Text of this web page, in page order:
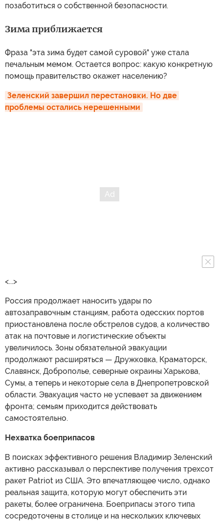
позаботиться о собственной безопасности.
Зима приближается
Фраза "эта зима будет самой суровой" уже стала
печальным мемом. Остается вопрос: какую конкретную
помощь правительство окажет населению?
Зеленский завершил перестановки. Но две
проблемы остались нерешенными
<...>
Россия продолжает наносить удары по
автозаправочным станциям, работа одесских портов
приостановлена после обстрелов судов, а количество
атак на почтовые и логистические объекты
увеличилось. Зоны обязательной эвакуации
продолжают расширяться — Дружковка, Краматорск,
Славянск, Доброполье, северные окраины Харькова,
Сумы, а теперь и некоторые села в Днепропетровской
области. Эвакуация часто не успевает за движением
фронта; семьям приходится действовать
самостоятельно.
Нехватка боеприпасов
В поисках эффективного решения Владимир Зеленский
активно рассказывал о перспективе получения трехсот
ракет Patriot из США. Это впечатляющее число, однако
реальная защита, которую могут обеспечить эти
ракеты, более ограничена. Боеприпасы этого типа
сосредоточены в столице и на нескольких ключевых